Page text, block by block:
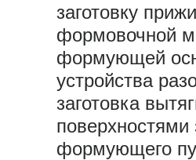
заготовку
формовочной
формующей
устройства
заготовка
формующего